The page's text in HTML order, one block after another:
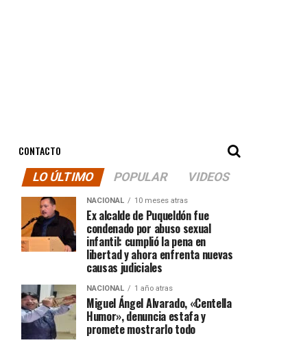
CONTACTO
LO ÚLTIMO POPULAR VIDEOS
NACIONAL 10 meses atras
Ex alcalde de Puqueldón fue
condenado por abuso sexual
infantil: cumplió la pena en
libertad y ahora enfrenta nuevas
causas judiciales
NACIONAL 1 año atras
Miguel Ángel Alvarado, «Centella
Humor», denuncia estafa y
promete mostrarlo todo